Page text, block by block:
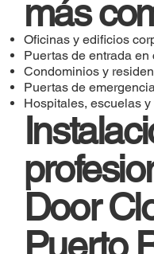
más
Oficinas y edificios
Puertas de entrada en
Condominios y
Puertas de
Hospitales, escuelas
Door
Puerto